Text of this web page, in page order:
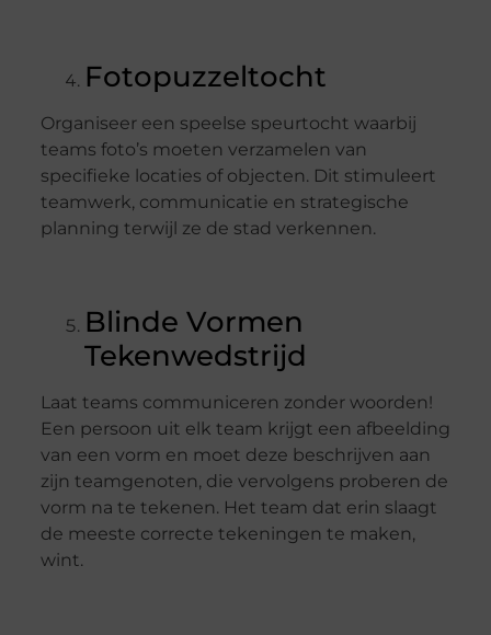
Fotopuzzeltocht
Organiseer een speelse speurtocht waarbij
teams foto’s moeten verzamelen van
specifieke locaties of objecten. Dit stimuleert
teamwerk, communicatie en strategische
planning terwijl ze de stad verkennen.
Blinde Vormen
Tekenwedstrijd
Laat teams communiceren zonder woorden!
Een persoon uit elk team krijgt een afbeelding
van een vorm en moet deze beschrijven aan
zijn teamgenoten, die vervolgens proberen de
vorm na te tekenen. Het team dat erin slaagt
de meeste correcte tekeningen te maken,
wint.